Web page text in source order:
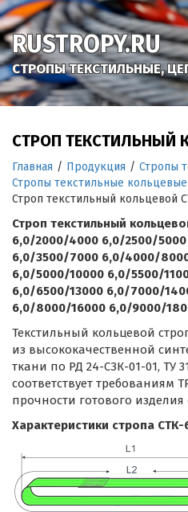
RUSTROPY.RU
СТРОПЫ ТЕКСТИЛЬНЫЕ,
СТРОП ТЕКСТИЛЬНЫЙ
Главная / Продукция / Стропы
Стропы текстильные
Строп текстильный кольцевой
Строп текстильный
6,0/2000/4000 6,0/2500/
6,0/3500/7000 6,0/4000/
6,0/5000/10000 6,0/5500/
6,0/6500/13000 6,0/7000/
6,0/8000/16000 6,0/9000/
Текстильный кольцевой
из высококачественной
ткани по РД 24-СЗК-01-01, ТУ
соответствует требованиям
прочности готового изделия
Характеристики стропа СТК-